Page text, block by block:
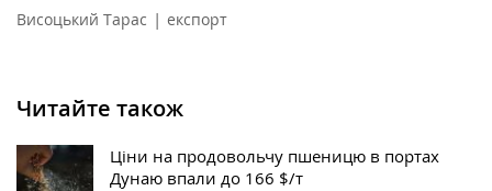
Висоцький Тарас | експорт
Читайте також
Ціни на продовольчу пшеницю в портах
Дунаю впали до 166 $/т